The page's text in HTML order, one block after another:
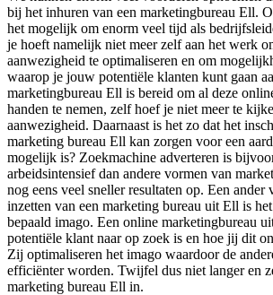
bij het inhuren van een marketingbureau Ell.
het mogelijk om enorm veel tijd als
je hoeft namelijk niet meer zelf aan het werk
aanwezigheid te optimaliseren en om
waarop je jouw potentiële klanten kunt gaan
marketingbureau Ell is bereid om al deze
handen te nemen, zelf hoef je niet meer te
aanwezigheid. Daarnaast is het zo dat het
marketing bureau Ell kan zorgen voor een
mogelijk is? Zoekmachine adverteren is
arbeidsintensief dan andere vormen van
nog eens veel sneller resultaten op. Een ander
inzetten van een marketing bureau uit Ell is
bepaald imago. Een online marketingbureau
potentiële klant naar op zoek is en hoe jij dit
Zij optimaliseren het imago waardoor de
efficiënter worden. Twijfel dus niet langer en
marketing bureau Ell in.